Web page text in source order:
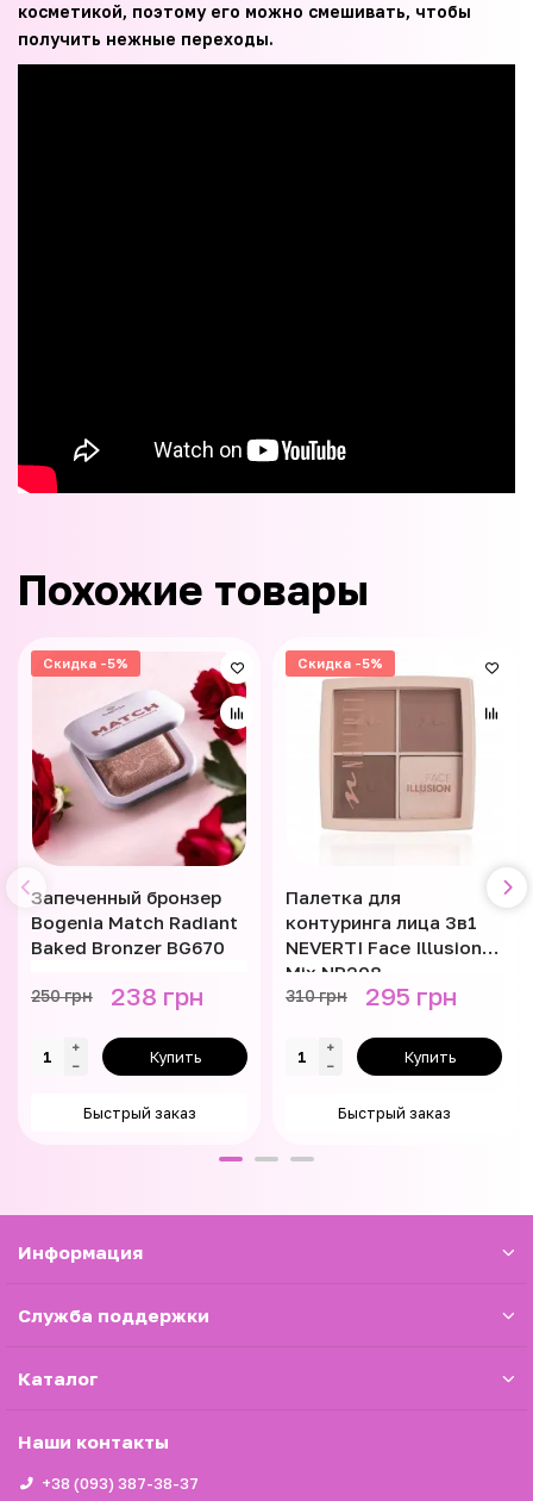
косметикой, поэтому его можно смешивать, чтобы
получить нежные переходы.
Похожие товары
Скидка -5%
Запеченный бронзер
Bogenia Match Radiant
Baked Bronzer BG670
250 грн 238 грн
Купить
Быстрый заказ
Скидка -5%
Палетка для
контуринга лица 3в1
NEVERTI Face Illusion
Mix NP208
310 грн 295 грн
Купить
Быстрый заказ
Информация
Служба поддержки
Каталог
Наши контакты
+38 (093) 387-38-37